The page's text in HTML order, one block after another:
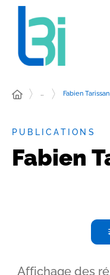
… Fabien Tarissan
PUBLICATIONS
Fabien
Affichage des